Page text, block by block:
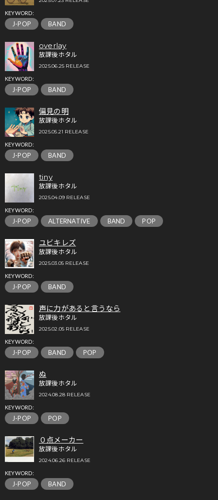
KEYWORD:
J-POP BAND
overlay
放課後ホタル
2025.06.25 RELEASE
KEYWORD:
J-POP BAND
偏見の明
放課後ホタル
2025.05.21 RELEASE
KEYWORD:
J-POP BAND
tiny
放課後ホタル
2025.04.09 RELEASE
KEYWORD:
J-POP ALTERNATIVE BAND POP
ユビキレズ
放課後ホタル
2025.03.05 RELEASE
KEYWORD:
J-POP BAND
声に力があると言うなら
放課後ホタル
2025.02.05 RELEASE
KEYWORD:
J-POP BAND POP
ぬ
放課後ホタル
2024.08.28 RELEASE
KEYWORD:
J-POP POP
０点メーカー
放課後ホタル
2024.06.26 RELEASE
KEYWORD:
J-POP BAND